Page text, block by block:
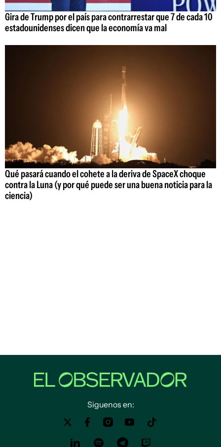
Gira de Trump por el país para contrarrestar que 7 de cada 10
estadounidenses dicen que la economía va mal
Qué pasará cuando el cohete a la deriva de SpaceX choque
contra la Luna (y por qué puede ser una buena noticia para la
ciencia)
Siguenos en: